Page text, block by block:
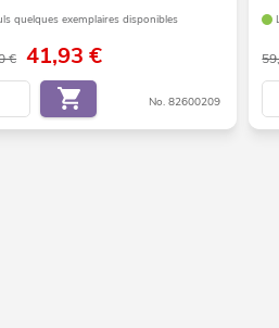
quelques exemplaires disponibles
€ 41,93€
No. 82600209